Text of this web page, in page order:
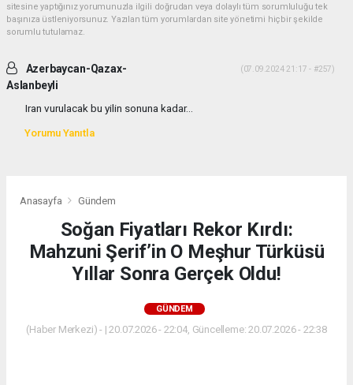
sitesine yaptığınız yorumunuzla ilgili doğrudan veya dolaylı tüm sorumluluğu tek
başınıza üstleniyorsunuz. Yazılan tüm yorumlardan site yönetimi hiçbir şekilde
sorumlu tutulamaz.
Azerbaycan-Qazax-
Aslanbeyli
(07.09.2024 21:17 - #257)
Iran vurulacak bu yilin sonuna kadar...
Yorumu Yanıtla
Anasayfa Gündem
Soğan Fiyatları Rekor Kırdı:
Mahzuni Şerif’in O Meşhur Türküsü
Yıllar Sonra Gerçek Oldu!
GÜNDEM
(Haber Merkezi) - | 20.07.2026 - 22:04, Güncelleme: 20.07.2026 - 22:38